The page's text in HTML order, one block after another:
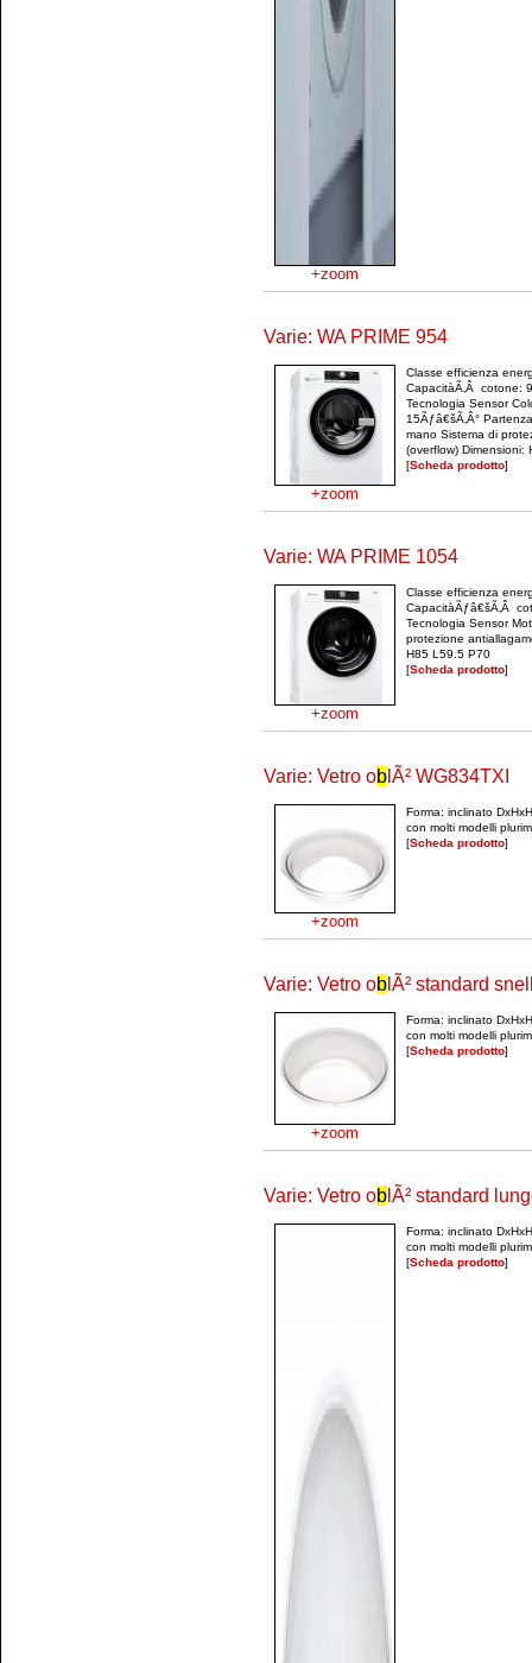
+zoom
Varie: WA PRIME 954
+zoom
Classe efficienza
CapacitàÃ‚Â cotone:
Tecnologia Sensor
15Ãƒâ€šÃ‚Â°
mano Sistema di
(overflow) Dimensioni:
[Scheda prodotto]
Varie: WA PRIME 1054
+zoom
Classe efficienza
CapacitàÃƒâ€šÃ‚Â
Tecnologia Sensor
protezione
H85 L59.5 P70
[Scheda prodotto]
Varie: Vetro ob lÃ² WG834TXI
+zoom
Forma: inclinato
con molti modelli
[Scheda prodotto]
Varie: Vetro ob lÃ² standard
+zoom
Forma: inclinato
con molti modelli
[Scheda prodotto]
Varie: Vetro ob lÃ² standard
Forma: inclinato
con molti modelli
[Scheda prodotto]